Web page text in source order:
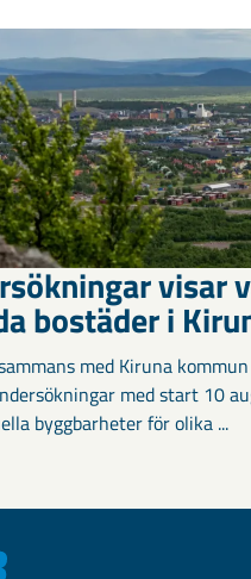
visar
bostäder i
med Kiruna
med start 10
byggbarheter för olika ...